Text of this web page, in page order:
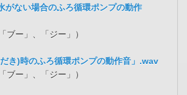
ない場合のふろ循環ポンプの動作
」、「ジー」）
き)時のふろ循環ポンプの動作音」.wav
」、「ジー」）